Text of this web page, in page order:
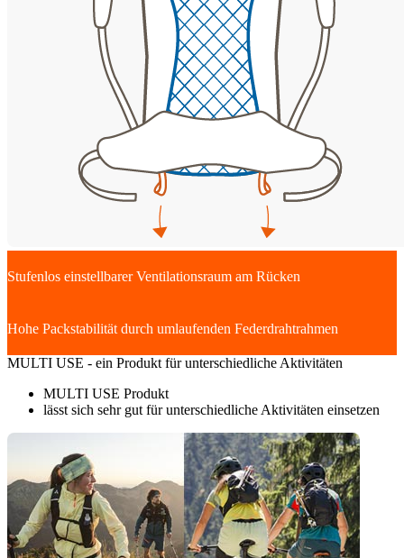
Stufenlos einstellbarer Ventilationsraum am Rücken
Hohe Packstabilität durch umlaufenden Federdrahtrahmen
MULTI USE - ein Produkt für unterschiedliche Aktivitäten
MULTI USE Produkt
lässt sich sehr gut für unterschiedliche Aktivitäten einsetzen